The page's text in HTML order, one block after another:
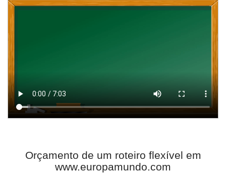
Orçamento de um roteiro flexível em
www.europamundo.com